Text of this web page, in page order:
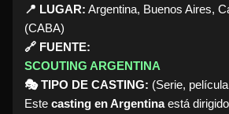
📍 LUGAR: Argentina, Buenos Aires,
(CABA)
🔗 FUENTE:
SCOUTING ARGENTINA
🎭 TIPO DE CASTING: (Serie,
Este casting en Argentinaestá